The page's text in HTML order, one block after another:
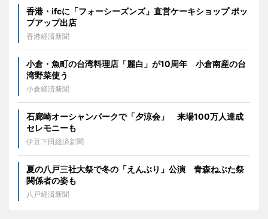
香港・ifcに「フォーシーズンズ」直営ケーキショップ ポッ
プアップ出店
香港経済新聞
小倉・魚町の台湾料理店「麗白」が10周年 小倉南産の台
湾野菜使う
小倉経済新聞
石廊崎オーシャンパークで「夕涼会」 来場100万人達成
セレモニーも
伊豆下田経済新聞
夏の八戸三社大祭で冬の「えんぶり」公演 青森ねぶた祭
関係者の姿も
八戸経済新聞